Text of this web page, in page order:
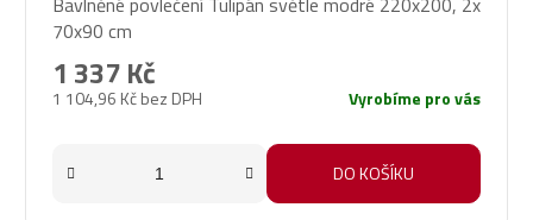
70x90 cm
1 104,96 Kč bez DPH
1 337 Kč
Vyrobíme pro vás
DO KOŠÍKU